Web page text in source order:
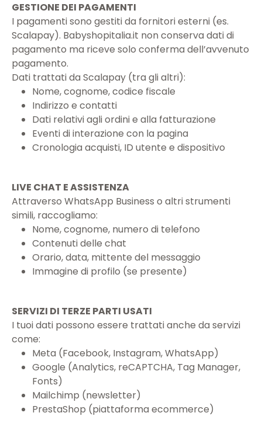
GESTIONE DEI PAGAMENTI
I pagamenti sono gestiti da fornitori esterni (es.
Scalapay). Babyshopitalia.it non conserva dati di
pagamento ma riceve solo conferma dell’avvenuto
pagamento.
Dati trattati da Scalapay (tra gli altri):
Nome, cognome, codice fiscale
Indirizzo e contatti
Dati relativi agli ordini e alla fatturazione
Eventi di interazione con la pagina
Cronologia acquisti, ID utente e dispositivo
LIVE CHAT E ASSISTENZA
Attraverso WhatsApp Business o altri strumenti
simili, raccogliamo:
Nome, cognome, numero di telefono
Contenuti delle chat
Orario, data, mittente del messaggio
Immagine di profilo (se presente)
SERVIZI DI TERZE PARTI USATI
I tuoi dati possono essere trattati anche da servizi
come:
Meta (Facebook, Instagram, WhatsApp)
Google (Analytics, reCAPTCHA, Tag Manager,
Fonts)
Mailchimp (newsletter)
PrestaShop (piattaforma ecommerce)